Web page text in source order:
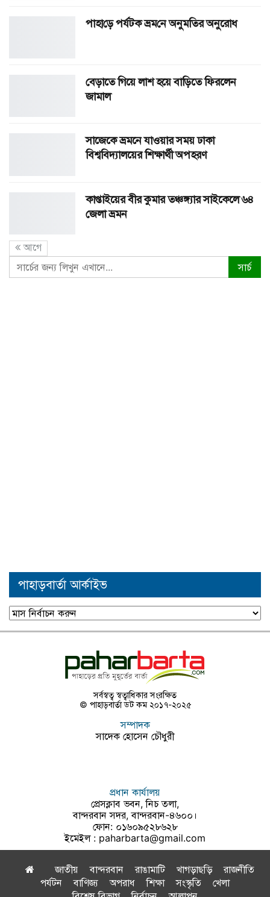
পাহা‌ড়ে পর্যটক ভ্রম‌নে অনুম‌তির অনুরোধ
বেড়াতে গিয়ে লাশ হয়ে বাড়িতে ফিরলেন
জামাল
সাজেকে ভ্রমনে যাওয়ার সময় ঢাকা
বিশ্ববিদ্যালয়ের শিক্ষার্থী অপহরণ
কাপ্তাইয়ের বীর কুমার তঞ্চঙ্গ্যার সাইকেলে ৬৪
জেলা ভ্রমন
আগে
পাহাড়বার্তা আর্কাইভ
পাহাড়বার্তা
আর্কাইভ
সর্বস্বত্ব স্বত্বাধিকার সংরক্ষিত
© পাহাড়বার্তা ডট কম ২০১৭-২০২৫
সম্পাদক
সাদেক হোসেন চৌধুরী
প্রধান কার্যালয়
প্রেসক্লাব ভবন, নিচ তলা,
বান্দরবান সদর, বান্দরবান-৪৬০০।
ফোন: ০১৬০৯৫২৮৬২৮
ইমেইল : paharbarta@gmail.com
জাতীয় বান্দরবান রাঙামাটি খাগড়াছড়ি
রাজনীতি
পর্যটন
বাণিজ্য অপরাধ শিক্ষা সংস্কৃতি
খেলা